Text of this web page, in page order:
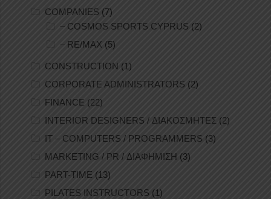
COMPANIES (7)
– COSMOS SPORTS CYPRUS (2)
– RE/MAX (5)
CONSTRUCTION (1)
CORPORATE ADMINISTRATORS (2)
FINANCE (22)
INTERIOR DESIGNERS / ΔΙΑΚΟΣΜΗΤΕΣ (2)
IT – COMPUTERS / PROGRAMMERS (3)
MARKETING / PR / ΔΙΑΦΗΜΙΣΗ (3)
PART-TIME (13)
PILATES INSTRUCTORS (1)